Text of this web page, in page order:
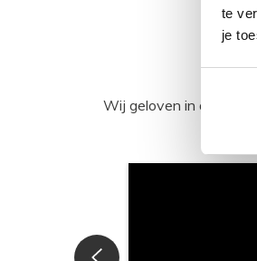
te
je
Wij geloven in de